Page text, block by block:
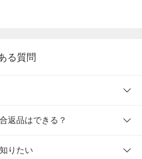
る質問
返品はできる？
りたい